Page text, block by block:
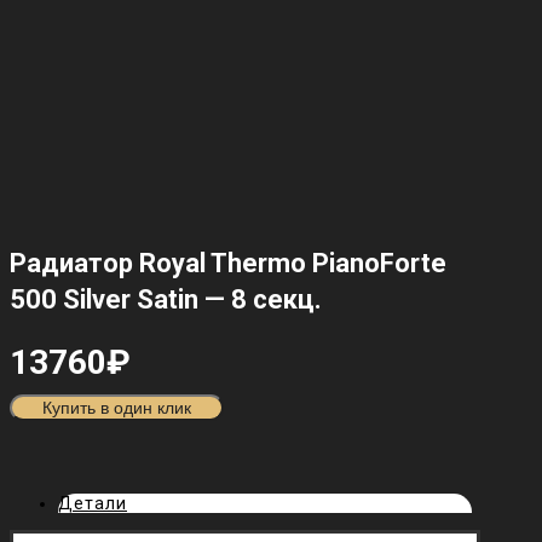
Радиатор Royal Thermo PianoForte
500 Silver Satin — 8 секц.
13760₽
Купить в один клик
Детали